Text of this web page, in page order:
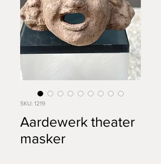
SKU: 1219
Aardewerk theater
masker